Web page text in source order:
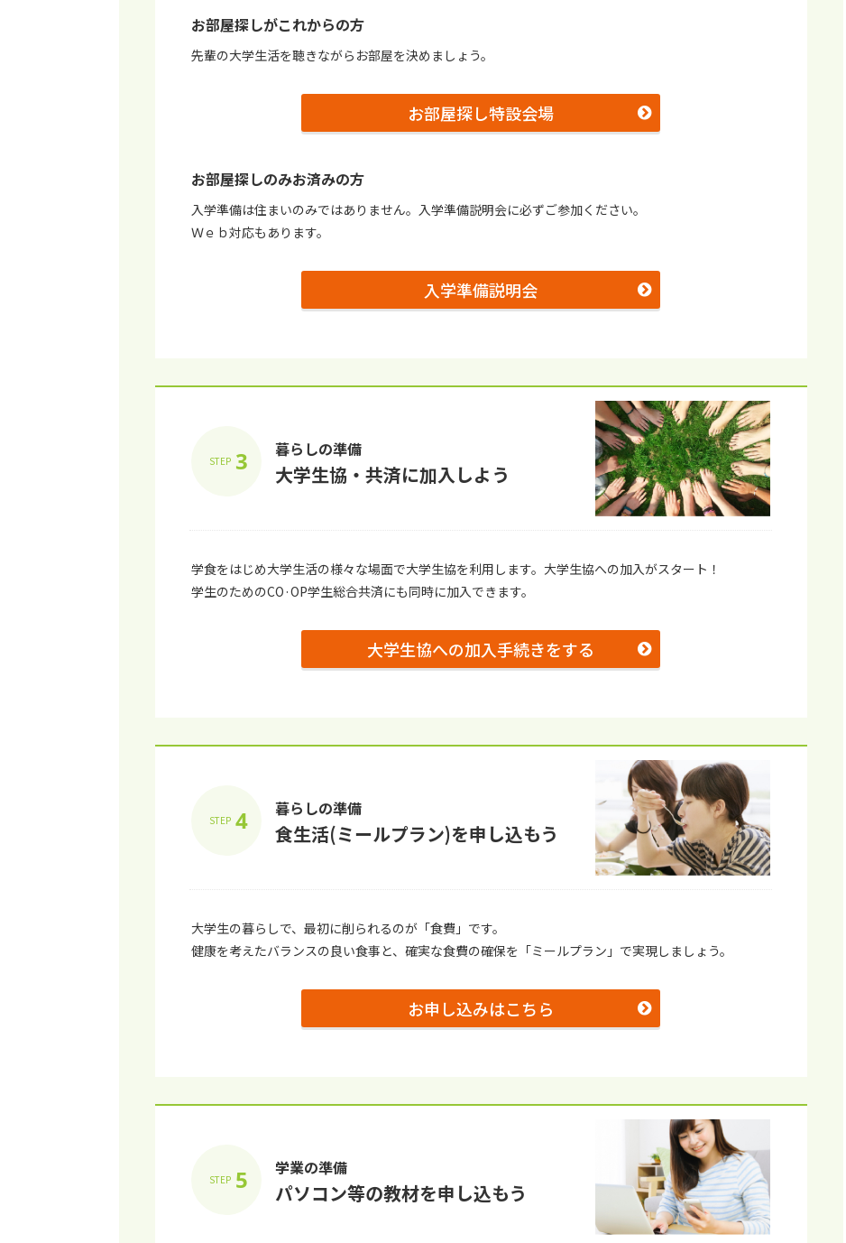
お部屋探しがこれからの⽅
先輩の⼤学⽣活を聴きながらお部屋を決めましょう。
お部屋探し特設会場
お部屋探しのみお済みの⽅
⼊学準備は住まいのみではありません。⼊学準備説明会に必ずご参加ください。
Ｗｅｂ対応もあります。
入学準備説明会
STEP 3 暮らしの準備
⼤学⽣協・共済に加⼊しよう
学⾷をはじめ⼤学⽣活の様々な場⾯で⼤学⽣協を利⽤します。⼤学⽣協への加⼊がスタート！
学生のためのCO·OP学生総合共済にも同時に加入できます。
⼤学⽣協への加⼊⼿続きをする
STEP 4 暮らしの準備
⾷⽣活(ミールプラン)を申し込もう
⼤学⽣の暮らしで、最初に削られるのが「⾷費」です。
健康を考えたバランスの良い⾷事と、確実な⾷費の確保を「ミールプラン」で実現しましょう。
お申し込みはこちら
STEP 5 学業の準備
パソコン等の教材を申し込もう